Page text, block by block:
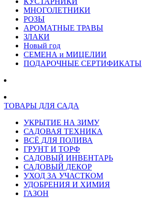
МНОГОЛЕТНИКИ
РОЗЫ
АРОМАТНЫЕ ТРАВЫ
ЗЛАКИ
Новый год
СЕМЕНА и МИЦЕЛИИ
ПОДАРОЧНЫЕ СЕРТИФИКАТЫ
ТОВАРЫ ДЛЯ САДА
УКРЫТИЕ НА ЗИМУ
САДОВАЯ ТЕХНИКА
ВСЁ ДЛЯ ПОЛИВА
ГРУНТ И ТОРФ
САДОВЫЙ ИНВЕНТАРЬ
САДОВЫЙ ДЕКОР
УХОД ЗА УЧАСТКОМ
УДОБРЕНИЯ И ХИМИЯ
ГАЗОН